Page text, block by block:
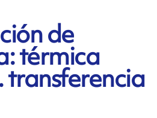
de
térmica
transferencia